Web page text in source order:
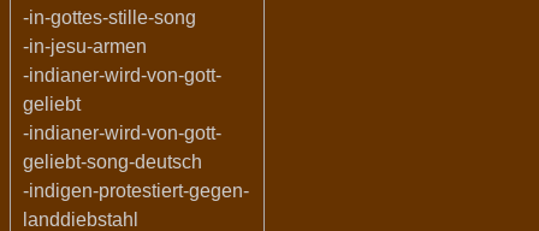
-in-gottes-stille-song
-in-jesu-armen
-indianer-wird-von-gott-
geliebt
-indianer-wird-von-gott-
geliebt-song-deutsch
-indigen-protestiert-gegen-
landdiebstahl